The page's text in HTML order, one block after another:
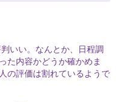
いい。なんとか、日程調
た内容かどうか確かめま
の評価は割れているようで